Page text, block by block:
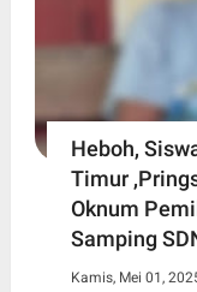
Heboh,
Timur
Oknum
Samping
Kamis, Mei 01,